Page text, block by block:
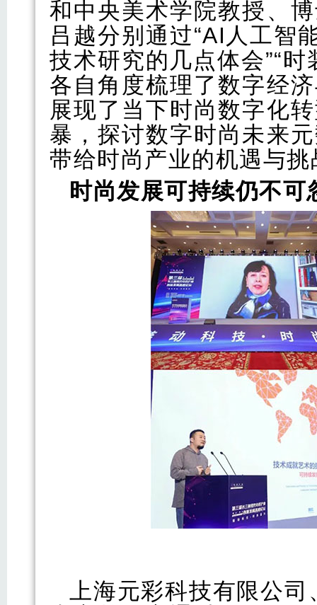
和中央美术学院教授、
吕越分别通过“AI人工智
技术研究的几点体会”“
各自角度梳理了数字经
展现了当下时尚数字化
暴，探讨数字时尚未来
带给时尚产业的机遇与挑
时尚发展可持续仍不可
上海元彩科技有限公